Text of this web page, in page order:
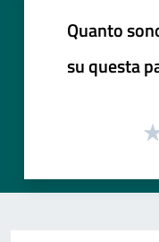
Quanto
su questa